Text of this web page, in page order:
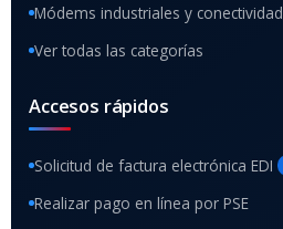
Módems industriales y conectividad
Ver todas las categorías
Accesos rápidos
Solicitud de factura electrónica EDI
Realizar pago en línea por PSE